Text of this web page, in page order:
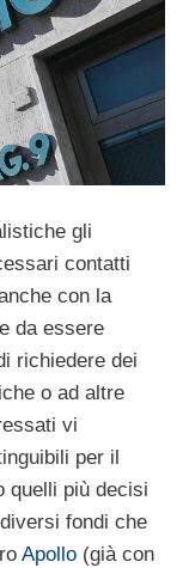
gli
contatti
con la
da essere
richiedere dei
o ad altre
vi
per il
quelli più decisi
fondi che
Apollo (già con